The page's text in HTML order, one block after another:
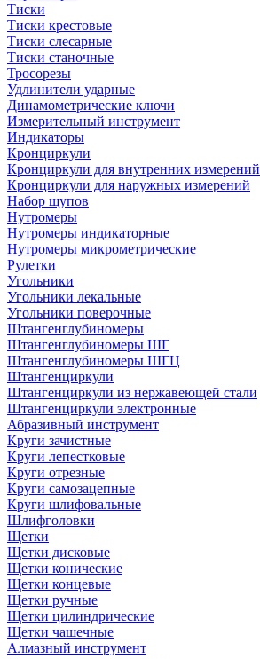
Тиски
Тиски крестовые
Тиски слесарные
Тиски станочные
Тросорезы
Удлинители ударные
Динамометрические ключи
Измерительный инструмент
Индикаторы
Кронциркули
Кронциркули для внутренних измерений
Кронциркули для наружных измерений
Набор щупов
Нутромеры
Нутромеры индикаторные
Нутромеры микрометрические
Рулетки
Угольники
Угольники лекальные
Угольники поверочные
Штангенглубиномеры
Штангенглубиномеры ШГ
Штангенглубиномеры ШГЦ
Штангенциркули
Штангенциркули из нержавеющей стали
Штангенциркули электронные
Абразивный инструмент
Круги зачистные
Круги лепестковые
Круги отрезные
Круги самозацепные
Круги шлифовальные
Шлифголовки
Щетки
Щетки дисковые
Щетки конические
Щетки концевые
Щетки ручные
Щетки цилиндрические
Щетки чашечные
Алмазный инструмент